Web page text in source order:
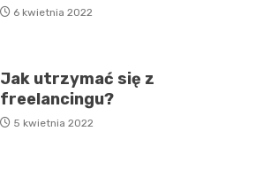
6 kwietnia 2022
Jak utrzymać się z
freelancingu?
5 kwietnia 2022